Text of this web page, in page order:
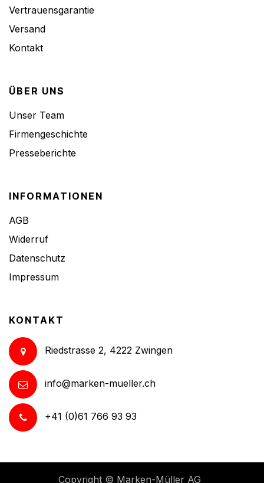
Vertrauensgarantie
Versand
Kontakt
ÜBER UNS
Unser Team
Firmengeschichte
Presseberichte
INFORMATIONEN
AGB
Widerruf
Datenschutz
Impressum
KONTAKT
Riedstrasse 2, 4222 Zwingen
info@marken-mueller.ch
+41 (0)61 766 93 93
Copyright © Marken-Müller AG